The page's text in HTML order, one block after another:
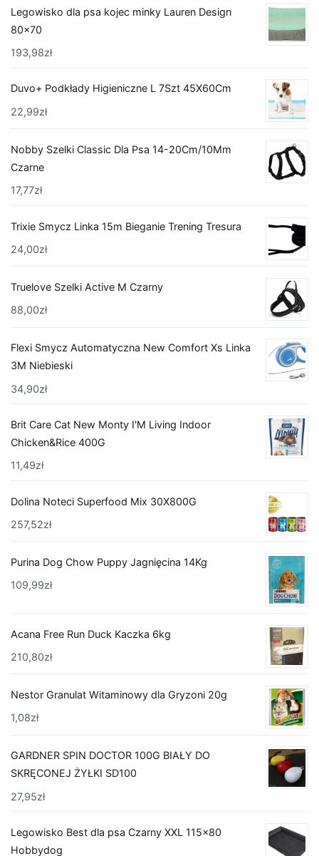
Legowisko dla psa kojec minky Lauren Design
80x70
193,98zł
Duvo+ Podkłady Higieniczne L 7Szt 45X60Cm
22,99zł
Nobby Szelki Classic Dla Psa 14-20Cm/10Mm
Czarne
17,77zł
Trixie Smycz Linka 15m Bieganie Trening Tresura
24,00zł
Truelove Szelki Active M Czarny
88,00zł
Flexi Smycz Automatyczna New Comfort Xs Linka
3M Niebieski
34,90zł
Brit Care Cat New Monty I'M Living Indoor
Chicken&Rice 400G
11,49zł
Dolina Noteci Superfood Mix 30X800G
257,52zł
Purina Dog Chow Puppy Jagnięcina 14Kg
109,99zł
Acana Free Run Duck Kaczka 6kg
210,80zł
Nestor Granulat Witaminowy dla Gryzoni 20g
1,08zł
GARDNER SPIN DOCTOR 100G BIAŁY DO
SKRĘCONEJ ŻYŁKI SD100
27,95zł
Legowisko Best dla psa Czarny XXL 115x80
Hobbydog